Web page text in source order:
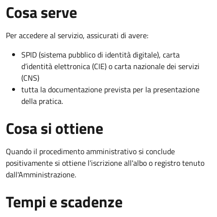
Cosa serve
Per accedere al servizio, assicurati di avere:
SPID (sistema pubblico di identità digitale), carta
d’identità elettronica (CIE) o carta nazionale dei servizi
(CNS)
tutta la documentazione prevista per la presentazione
della pratica.
Cosa si ottiene
Quando il procedimento amministrativo si conclude
positivamente si ottiene l'iscrizione all'albo o registro tenuto
dall'Amministrazione.
Tempi e scadenze